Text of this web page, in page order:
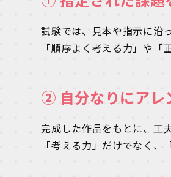
試験では、見本や指示に沿
「順序よく考える力」や「
② 自分なりにアレ
完成した作品をもとに、工
「考える力」だけでなく、